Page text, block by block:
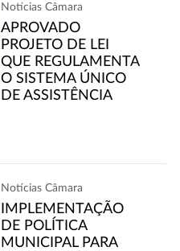
Notícias Câmara
APROVADO
PROJETO DE LEI
QUE REGULAMENTA
O SISTEMA ÚNICO
DE ASSISTÊNCIA
Notícias Câmara
IMPLEMENTAÇÃO
DE POLÍTICA
MUNICIPAL PARA